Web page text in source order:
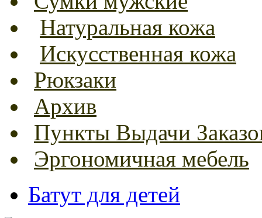
Натуральная кожа
Искусственная кожа
Рюкзаки
Архив
Пункты Выдачи
Эргономичная мебель
Батут для детей